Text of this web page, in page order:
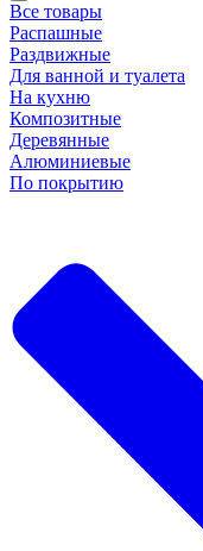
Все товары
Распашные
Раздвижные
Для ванной и туалета
На кухню
Композитные
Деревянные
Алюминиевые
По покрытию